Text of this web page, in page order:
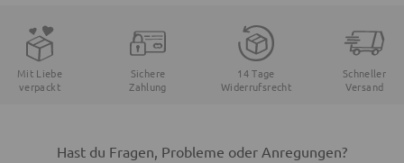
Mit Liebe
verpackt
Sichere
Zahlung
14 Tage
Widerrufsrecht
Schneller
Versand
Hast du Fragen, Probleme oder Anregungen?